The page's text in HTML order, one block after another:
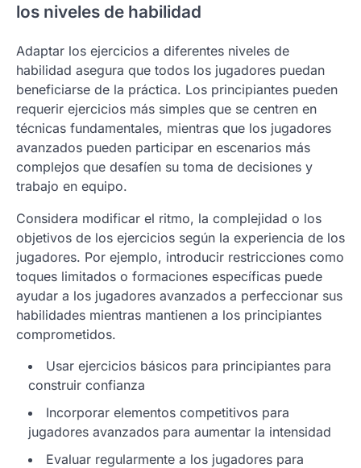
los niveles de habilidad
Adaptar los ejercicios a diferentes niveles de
habilidad asegura que todos los jugadores puedan
beneficiarse de la práctica. Los principiantes pueden
requerir ejercicios más simples que se centren en
técnicas fundamentales, mientras que los jugadores
avanzados pueden participar en escenarios más
complejos que desafíen su toma de decisiones y
trabajo en equipo.
Considera modificar el ritmo, la complejidad o los
objetivos de los ejercicios según la experiencia de los
jugadores. Por ejemplo, introducir restricciones como
toques limitados o formaciones específicas puede
ayudar a los jugadores avanzados a perfeccionar sus
habilidades mientras mantienen a los principiantes
comprometidos.
Usar ejercicios básicos para principiantes para
construir confianza
Incorporar elementos competitivos para
jugadores avanzados para aumentar la intensidad
Evaluar regularmente a los jugadores para